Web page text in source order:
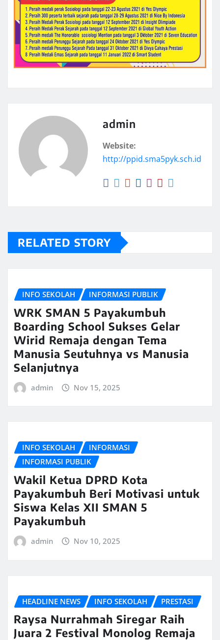
admin
Website:
http://ppid.sma5pyk.sch.id
RELATED STORY
INFO SEKOLAH INFORMASI PUBLIK
WRK SMAN 5 Payakumbuh
Boarding School Sukses Gelar
Wirid Remaja dengan Tema
Manusia Seutuhnya vs Manusia
Selanjutnya
admin Nov 15, 2025
INFO SEKOLAH
INFORMASI
INFORMASI PUBLIK
Wakil Ketua DPRD Kota
Payakumbuh Beri Motivasi untuk
Siswa Kelas XII SMAN 5
Payakumbuh
admin Nov 10, 2025
HEADLINE NEWS INFO SEKOLAH PRESTASI
Raysa Nurrahmah Siregar Raih
Juara 2 Festival Monolog Remaja